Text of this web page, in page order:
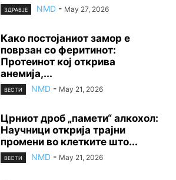
ЗДРАВЈЕ NMD - May 27, 2026
Како постојаниот замор е
поврзан со феритинот:
Протеинот кој открива
анемија,...
ВЕСТИ NMD - May 21, 2026
Црниот дроб „памети“ алкохол:
Научници открија трајни
промени во клетките што...
ВЕСТИ NMD - May 21, 2026